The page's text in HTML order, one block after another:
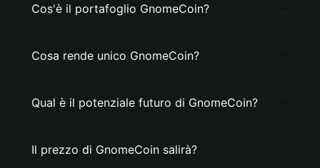
Cos'è il portafoglio GnomeCoin?
Cosa rende unico GnomeCoin?
Qual è il potenziale futuro di GnomeCoin?
Il prezzo di GnomeCoin salirà?